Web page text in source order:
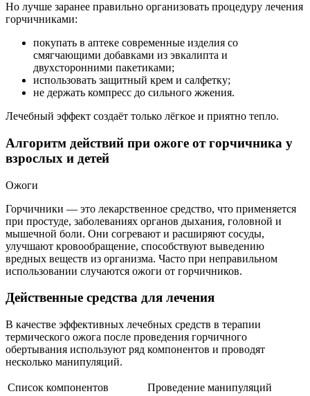
Но лучше заранее правильно организовать процедуру лечения
горчичниками:
покупать в аптеке современные изделия со
смягчающими добавками из эвкалипта и
двухсторонними пакетиками;
использовать защитный крем и салфетку;
не держать компресс до сильного жжения.
Лечебный эффект создаёт только лёгкое и приятно тепло.
Алгоритм действий при ожоге от горчичника у
взрослых и детей
Ожоги
Горчичники — это лекарственное средство, что применяется
при простуде, заболеваниях органов дыхания, головной и
мышечной боли. Они согревают и расширяют сосуды,
улучшают кровообращение, способствуют выведению
вредных веществ из организма. Часто при неправильном
использовании случаются ожоги от горчичников.
Действенные средства для лечения
В качестве эффективных лечебных средств в терапии
термического ожога после проведения горчичного
обертывания используют ряд компонентов и проводят
несколько манипуляций.
Список компонентов Проведение манипуляций